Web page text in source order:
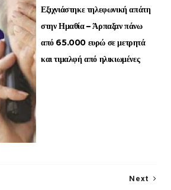
Εξιχνιάστηκε τηλεφωνική απάτη
στην Ημαθία – Άρπαξαν πάνω
από 65.000 ευρώ σε μετρητά
και τιμαλφή από ηλικιωμένες
Next